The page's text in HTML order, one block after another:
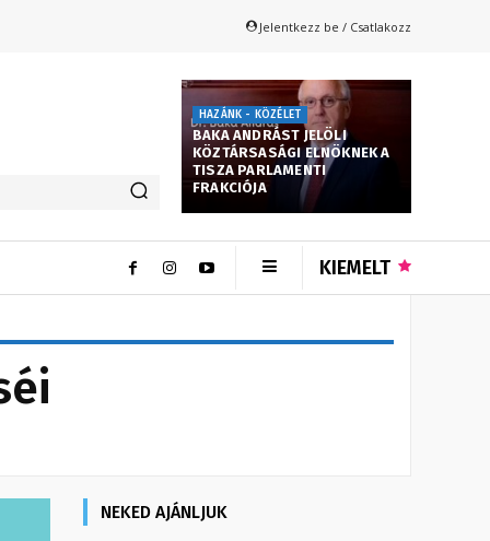
Jelentkezz be / Csatlakozz
HAZÁNK - KÖZÉLET
BAKA ANDRÁST JELÖLI
KÖZTÁRSASÁGI ELNÖKNEK A
TISZA PARLAMENTI
FRAKCIÓJA
KIEMELT
NEKED AJÁNLJUK